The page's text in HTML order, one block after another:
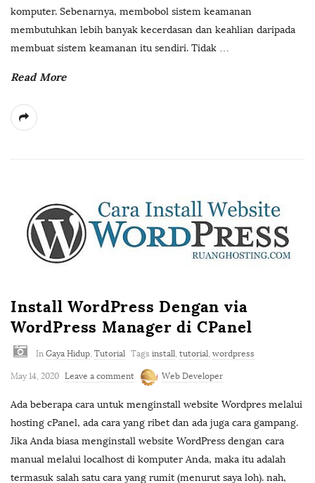
komputer. Sebenarnya, membobol sistem keamanan
membutuhkan lebih banyak kecerdasan dan keahlian daripada
membuat sistem keamanan itu sendiri. Tidak …
Read More
Install WordPress Dengan via
WordPress Manager di CPanel
In Gaya Hidup, Tutorial Tags install, tutorial, wordpress
May 14, 2020 Leave a comment Web Developer
Ada beberapa cara untuk menginstall website Wordpres melalui
hosting cPanel, ada cara yang ribet dan ada juga cara gampang.
Jika Anda biasa menginstall website WordPress dengan cara
manual melalui localhost di komputer Anda, maka itu adalah
termasuk salah satu cara yang rumit (menurut saya loh). nah,